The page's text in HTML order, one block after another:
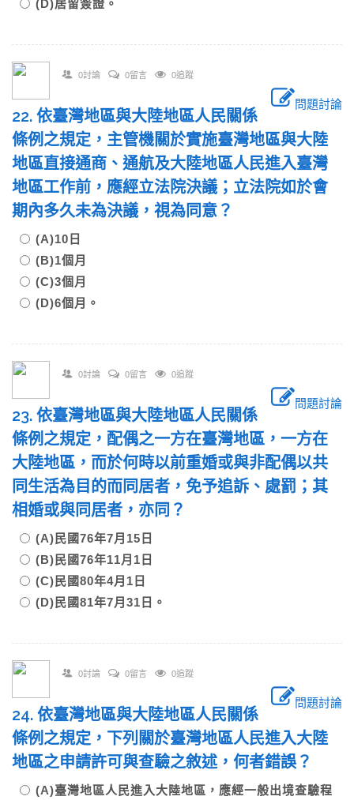
(D)居留簽證。
0討論 0留言 0追蹤
問題討論
22. 依臺灣地區與大陸地區人民關係
條例之規定，主管機關於實施臺灣地區與大陸
地區直接通商、通航及大陸地區人民進入臺灣
地區工作前，應經立法院決議；立法院如於會
期內多久未為決議，視為同意？
(A)10日
(B)1個月
(C)3個月
(D)6個月。
0討論 0留言 0追蹤
問題討論
23. 依臺灣地區與大陸地區人民關係
條例之規定，配偶之一方在臺灣地區，一方在
大陸地區，而於何時以前重婚或與非配偶以共
同生活為目的而同居者，免予追訴、處罰；其
相婚或與同居者，亦同？
(A)民國76年7月15日
(B)民國76年11月1日
(C)民國80年4月1日
(D)民國81年7月31日。
0討論 0留言 0追蹤
問題討論
24. 依臺灣地區與大陸地區人民關係
條例之規定，下列關於臺灣地區人民進入大陸
地區之申請許可與查驗之敘述，何者錯誤？
(A)臺灣地區人民進入大陸地區，應經一般出境查驗程